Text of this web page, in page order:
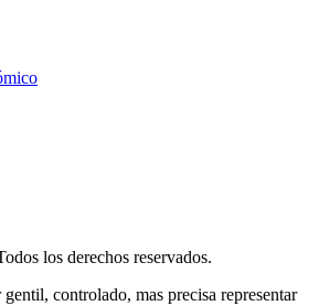
los derechos reservados.
controlado, mas precisa representar